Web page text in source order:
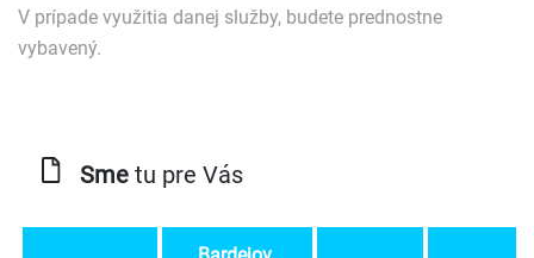
V prípade využitia danej služby, budete prednostne
vybavený.
Smetu pre Vás